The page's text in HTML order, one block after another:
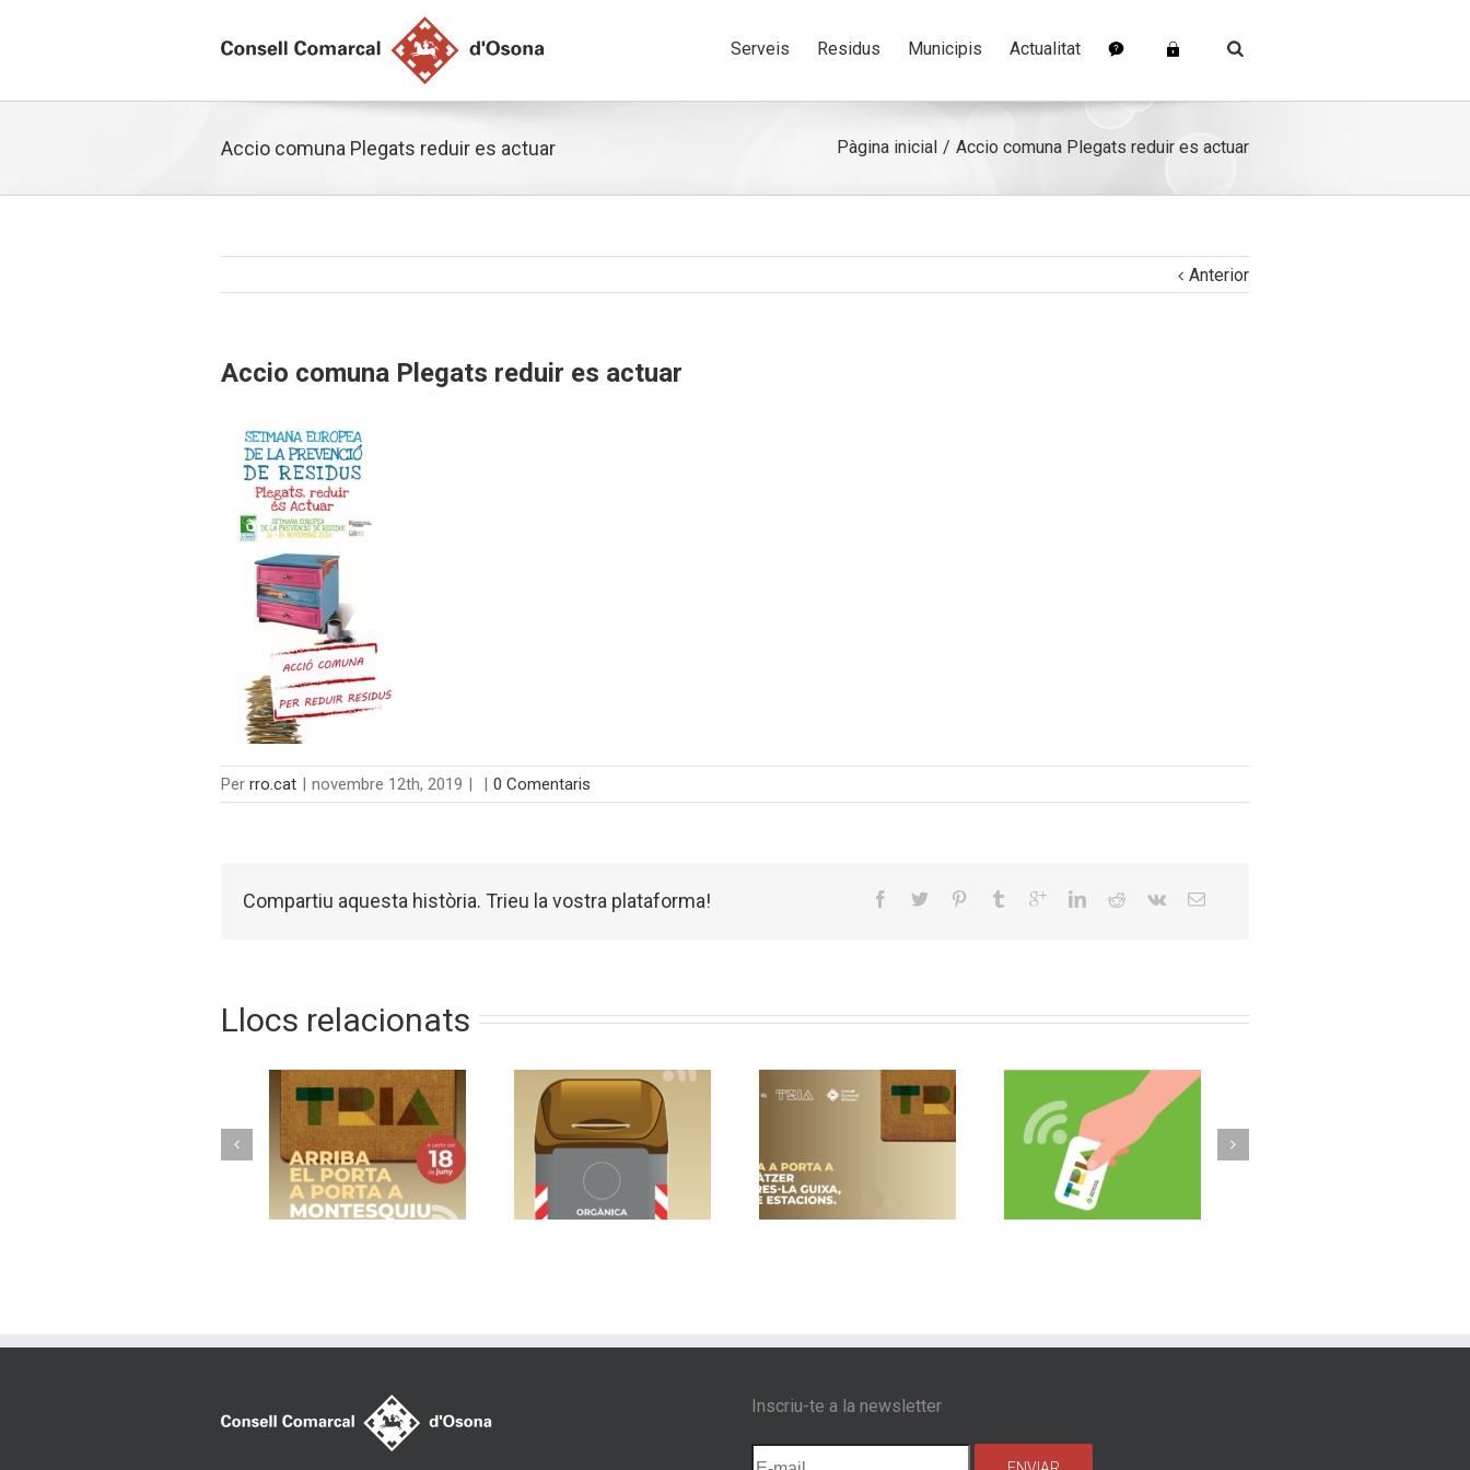
Serveis Residus Municipis Actualitat
Accio comuna Plegats reduir es actuar Pàgina inicial Accio comuna Plegats reduir es actuar
Anterior
Accio comuna Plegats reduir es actuar
Per rro.cat | novembre 12th, 2019 | | 0 Comentaris
Compartiu aquesta història. Trieu la vostra plataforma!
Llocs relacionats
Arriba el porta a
Torelló implanta un
nou model de
recollida avançada
Vic implanta la
recollida porta a
porta als barris de
Nou sistema de
contenidors amb
control d’accés a
Olost fa un pas més
implantant la
recollida porta a
Inscriu-te a la newsletter